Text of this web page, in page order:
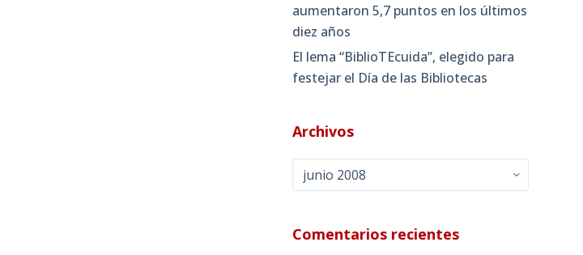
aumentaron 5,7 puntos en los últimos
diez años
El lema “BiblioTEcuida”, elegido para
festejar el Día de las Bibliotecas
Archivos
Archivos
Comentarios recientes